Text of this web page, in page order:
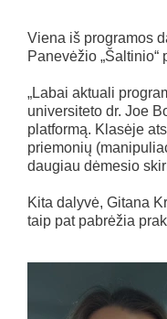
Viena iš programos
Panevėžio
„Labai aktuali
universiteto dr. Joe
platformą. Klasėje
priemonių
daugiau dėmesio
Kita dalyvė, Gitana
taip pat pabrėžia